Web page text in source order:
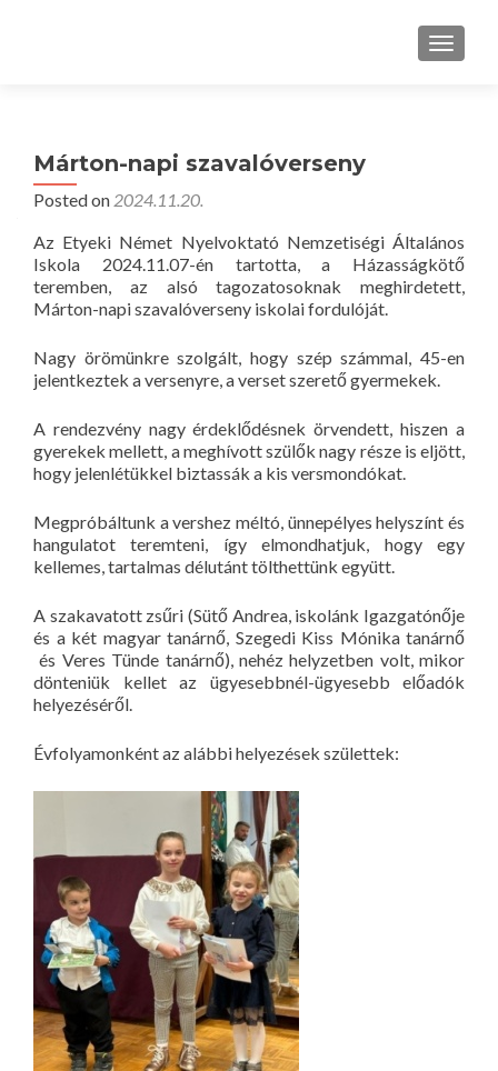
Márton-napi szavalóverseny
Posted on 2024.11.20.
Az Etyeki Német Nyelvoktató Nemzetiségi Általános
Iskola 2024.11.07-én tartotta, a Házasságkötő
teremben, az alsó tagozatosoknak meghirdetett,
Márton-napi szavalóverseny iskolai fordulóját.
Nagy örömünkre szolgált, hogy szép számmal, 45-en
jelentkeztek a versenyre, a verset szerető gyermekek.
A rendezvény nagy érdeklődésnek örvendett, hiszen a
gyerekek mellett, a meghívott szülők nagy része is eljött,
hogy jelenlétükkel biztassák a kis versmondókat.
Megpróbáltunk a vershez méltó, ünnepélyes helyszínt és
hangulatot teremteni, így elmondhatjuk, hogy egy
kellemes, tartalmas délutánt tölthettünk együtt.
A szakavatott zsűri (Sütő Andrea, iskolánk Igazgatónője
és a két magyar tanárnő, Szegedi Kiss Mónika tanárnő
és Veres Tünde tanárnő), nehéz helyzetben volt, mikor
dönteniük kellet az ügyesebbnél-ügyesebb előadók
helyezéséről.
Évfolyamonként az alábbi helyezések születtek: